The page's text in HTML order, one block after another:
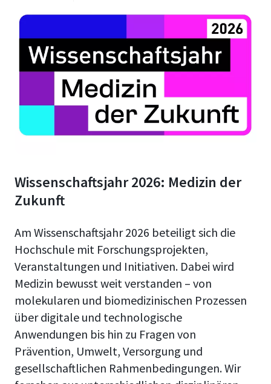
Wissenschaftsjahr 2026: Medizin der
Zukunft
Am Wissenschaftsjahr 2026 beteiligt sich die
Hochschule mit Forschungsprojekten,
Veranstaltungen und Initiativen. Dabei wird
Medizin bewusst weit verstanden – von
molekularen und biomedizinischen Prozessen
über digitale und technologische
Anwendungen bis hin zu Fragen von
Prävention, Umwelt, Versorgung und
gesellschaftlichen Rahmenbedingungen. Wir